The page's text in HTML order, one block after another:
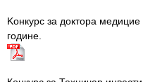
Kонкурс за доктора
године.
EDUKATIVNI
MATERIJAL